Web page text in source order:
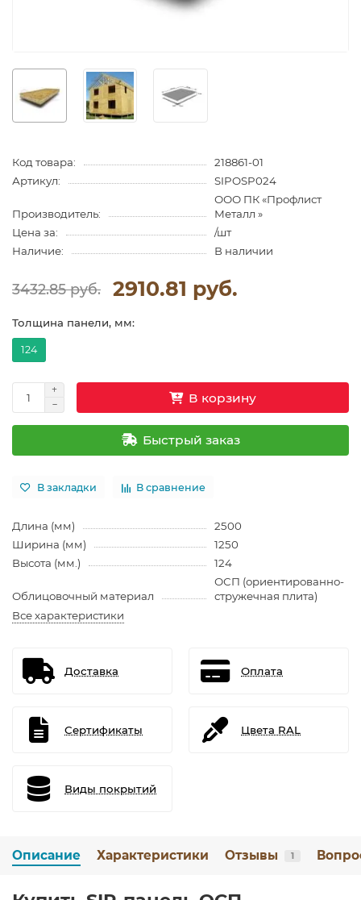
Код товара:
218861-01
Артикул:
SIPOSP024
Производитель:
ООО ПК «Профлист
Металл »
Цена за:
/шт
Наличие:
В наличии
3432.85 руб. 2910.81 руб.
Толщина панели, мм:
124
В корзину
Быстрый заказ
В закладки В сравнение
Длина (мм)
2500
Ширина (мм)
1250
Высота (мм.)
124
Облицовочный материал
ОСП (ориентированно-
стружечная плита)
Все характеристики
Доставка Оплата
Сертификаты Цвета RAL
Виды покрытий
Описание Характеристики Отзывы 1